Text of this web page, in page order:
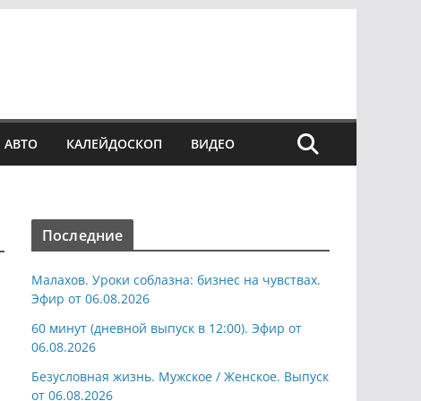
АВТО КАЛЕЙДОСКОП ВИДЕО
Последние
Малахов. Уроки соблазна: бизнес на чувствах.
Эфир от 06.08.2026
60 минут (дневной выпуск в 12:00). Эфир от
06.08.2026
Безусловная жизнь. Мужское / Женское. Выпуск
от 06.08.2026